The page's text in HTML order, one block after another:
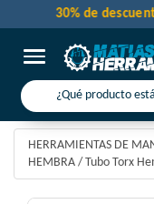
Toggle navigation
30% de
HERRAMIENTAS DE
HEMBRA / Tubo Torx